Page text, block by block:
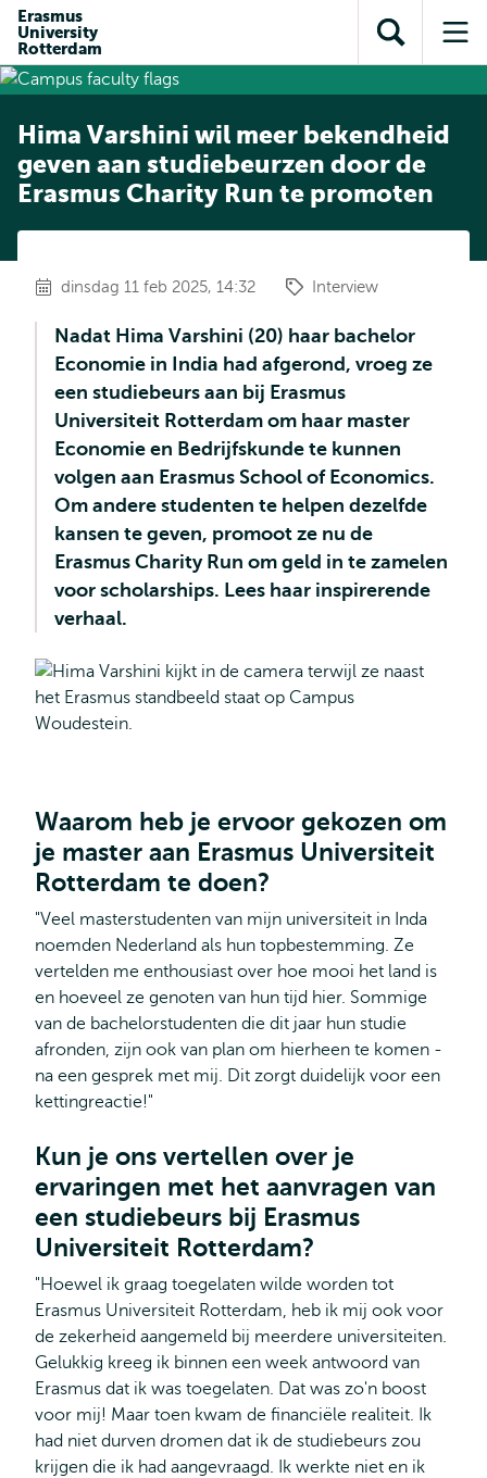
inhoud
Direct naar
subnavigatie
Erasmus
University
Rotterdam
Toon
zoekveld
Hima Varshini wil meer bekendheid
geven aan studiebeurzen door de
Erasmus Charity Run te promoten
dinsdag 11 feb 2025, 14:32 Interview
Nadat Hima Varshini (20) haar bachelor
Economie in India had afgerond, vroeg ze
een studiebeurs aan bij Erasmus
Universiteit Rotterdam om haar master
Economie en Bedrijfskunde te kunnen
volgen aan Erasmus School of Economics.
Om andere studenten te helpen dezelfde
kansen te geven, promoot ze nu de
Erasmus Charity Run om geld in te zamelen
voor scholarships. Lees haar inspirerende
verhaal.
Waarom heb je ervoor gekozen om
je master aan Erasmus Universiteit
Rotterdam te doen?
"Veel masterstudenten van mijn universiteit in Inda
noemden Nederland als hun topbestemming. Ze
vertelden me enthousiast over hoe mooi het land is
en hoeveel ze genoten van hun tijd hier. Sommige
van de bachelorstudenten die dit jaar hun studie
afronden, zijn ook van plan om hierheen te komen -
na een gesprek met mij. Dit zorgt duidelijk voor een
kettingreactie!"
Kun je ons vertellen over je
ervaringen met het aanvragen van
een studiebeurs bij Erasmus
Universiteit Rotterdam?
"Hoewel ik graag toegelaten wilde worden tot
Erasmus Universiteit Rotterdam, heb ik mij ook voor
de zekerheid aangemeld bij meerdere universiteiten.
Gelukkig kreeg ik binnen een week antwoord van
Erasmus dat ik was toegelaten. Dat was zo'n boost
voor mij! Maar toen kwam de financiële realiteit. Ik
had niet durven dromen dat ik de studiebeurs zou
krijgen die ik had aangevraagd. Ik werkte niet en ik